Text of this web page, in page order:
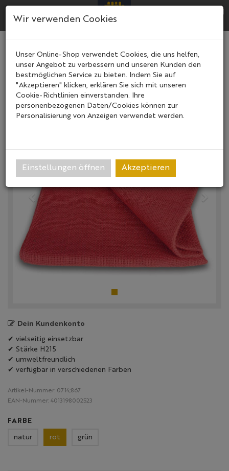
MenüMenü
Jutedecke 1x3 m H215
Jutezuschnitt Jute Gewebe
Dein Kundenkonto
✔ vielseitig einsetzbar
✔ Stärke H215
✔ umweltfreundlich
✔ verfügbar in verschiedenen Farben
Artikel-Nummer: 0714;867
EAN-Nummer: 4013198002523
FARBE
natur rot grün
Wir verwenden Cookies
Unser Online-Shop verwendet Cookies, die uns helfen,
unser Angebot zu verbessern und unseren Kunden den
bestmöglichen Service zu bieten. Indem Sie auf
"Akzeptieren" klicken, erklären Sie sich mit unseren
Cookie-Richtlinien einverstanden. Ihre
personenbezogenen Daten/Cookies können zur
Personalisierung von Anzeigen verwendet werden.
Einstellungen öffnen Akzeptieren